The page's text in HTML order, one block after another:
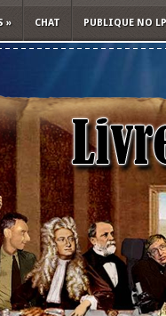
» CHAT PUBLIQUE NO LP